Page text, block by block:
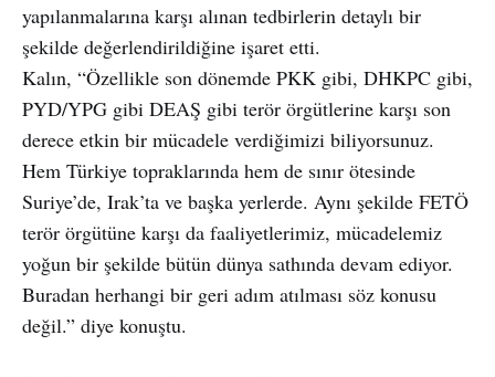
yapılanmalarına karşı alınan tedbirlerin detaylı bir
şekilde değerlendirildiğine işaret etti.
Kalın, “Özellikle son dönemde PKK gibi, DHKPC gibi,
PYD/YPG gibi DEAŞ gibi terör örgütlerine karşı son
derece etkin bir mücadele verdiğimizi biliyorsunuz.
Hem Türkiye topraklarında hem de sınır ötesinde
Suriye’de, Irak’ta ve başka yerlerde. Aynı şekilde FETÖ
terör örgütüne karşı da faaliyetlerimiz, mücadelemiz
yoğun bir şekilde bütün dünya sathında devam ediyor.
Buradan herhangi bir geri adım atılması söz konusu
değil.” diye konuştu.